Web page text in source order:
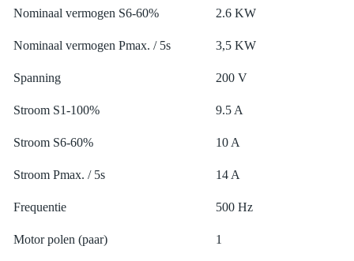
Nominaal vermogen S6-60% 2.6 KW
Nominaal vermogen Pmax. / 5s 3,5 KW
Spanning 200 V
Stroom S1-100% 9.5 A
Stroom S6-60% 10 A
Stroom Pmax. / 5s 14 A
Frequentie 500 Hz
Motor polen (paar) 1